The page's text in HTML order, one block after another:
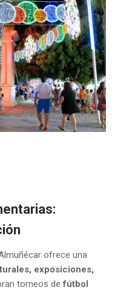
ofrece una
exposiciones,
torneos defútbol